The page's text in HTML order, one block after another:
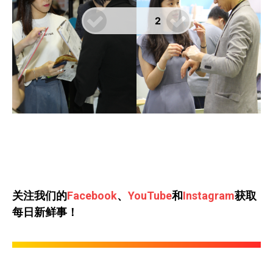
关注我们的Facebook、 YouTube和Instagram获取
每日新鲜事！